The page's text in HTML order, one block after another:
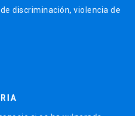
discriminación, violencia de